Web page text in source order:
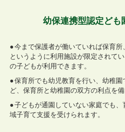
幼保連携型認定ども
●今まで保護者が働いていれば保育所、働いていなければ幼稚園
というように利用施設が限定されて
の子どもが利用できます。
●保育所でも幼児教育を行い、幼稚園でも長時間保育を行うな
ど、保育所と幼稚園の双方の利点を備
●子どもが通園していない家庭でも、育児相談をはじめとした地
域子育て支援を受けられます。